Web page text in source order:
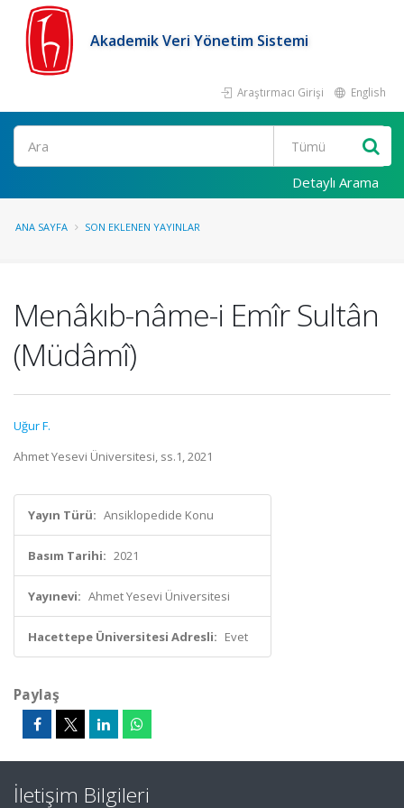
Akademik Veri Yönetim Sistemi
Araştırmacı Girişi English
Ara
Detaylı Arama
ANA SAYFA SON EKLENEN YAYINLAR
Menâkıb-nâme-i Emîr Sultân
(Müdâmî)
Uğur F.
Ahmet Yesevi Üniversitesi, ss.1, 2021
Yayın Türü: Ansiklopedide Konu
Basım Tarihi: 2021
Yayınevi: Ahmet Yesevi Üniversitesi
Hacettepe Üniversitesi Adresli: Evet
Paylaş
İletişim Bilgileri